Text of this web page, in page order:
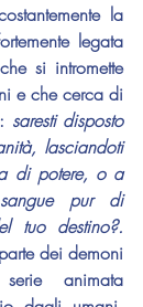
la
legata
si intromette
e che cerca di
saresti disposto
lasciandoti
di potere, o a
pur di
tuo destino?.
dei demoni
animata